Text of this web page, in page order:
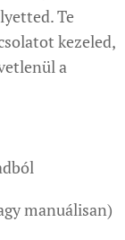
Te
kezeled,
a
manuálisan)